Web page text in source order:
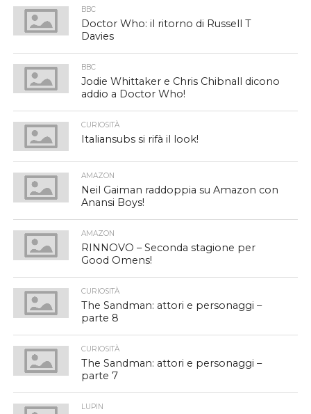
BBC
Doctor Who: il ritorno di Russell T
Davies
BBC
Jodie Whittaker e Chris Chibnall dicono
addio a Doctor Who!
CURIOSITÀ
Italiansubs si rifà il look!
AMAZON
Neil Gaiman raddoppia su Amazon con
Anansi Boys!
AMAZON
RINNOVO – Seconda stagione per
Good Omens!
CURIOSITÀ
The Sandman: attori e personaggi –
parte 8
CURIOSITÀ
The Sandman: attori e personaggi –
parte 7
LUPIN